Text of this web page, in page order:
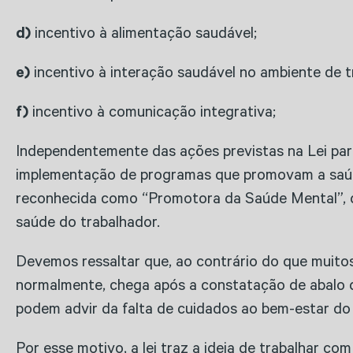
d) incentivo à alimentação saudável;
e) incentivo à interação saudável no ambiente de
f) incentivo à comunicação integrativa;
Independentemente das ações previstas na Lei
implementação de programas que promovam a
reconhecida como “Promotora da Saúde
saúde do trabalhador.
Devemos ressaltar que, ao contrário do que
normalmente, chega após a constatação de
podem advir da falta de cuidados ao bem-estar